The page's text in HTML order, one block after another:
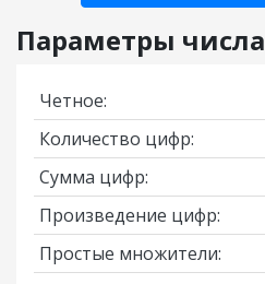
Параметры
Четное:
Количество цифр:
Сумма цифр:
Произведение цифр:
Простые множители: